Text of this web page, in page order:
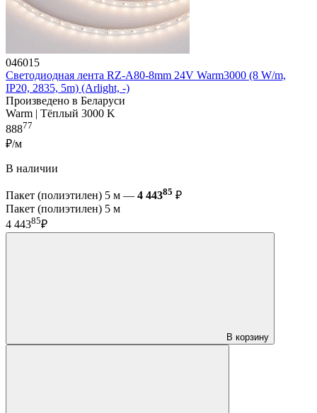
046015
Светодиодная лента RZ-A80-8mm 24V Warm3000 (8 W/m,
IP20, 2835, 5m) (Arlight, -)
Произведено в Беларуси
Warm | Тёплый 3000 K
88877
₽/м
В наличии
Пакет (полиэтилен) 5 м — 4 44385 ₽
Пакет (полиэтилен) 5 м
4 44385₽
В корзину